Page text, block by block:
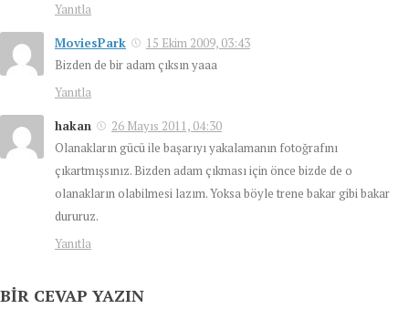
Yanıtla
MoviesPark
15 Ekim 2009, 03:43
Bizden de bir adam çıksın yaaa
Yanıtla
hakan
26 Mayıs 2011, 04:30
Olanakların gücü ile başarıyı yakalamanın fotoğrafını
çıkartmışsınız. Bizden adam çıkması için önce bizde de o
olanakların olabilmesi lazım. Yoksa böyle trene bakar gibi bakar
dururuz.
Yanıtla
BIR CEVAP YAZIN